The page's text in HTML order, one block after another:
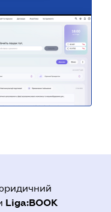
Liga:BOOK